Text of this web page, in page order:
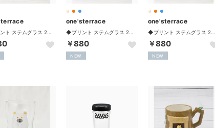
one'sterrace
￥880
NEW
one'sterrace
￥880
NEW